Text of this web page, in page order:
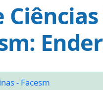
- Facesm